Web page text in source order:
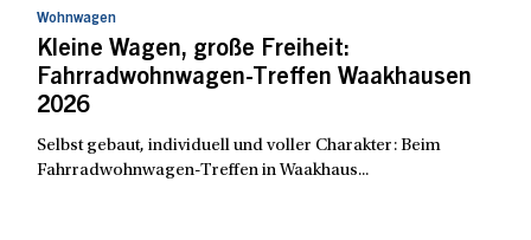
Wohnwagen
Kleine Wagen, große Freiheit:
Fahrradwohnwagen-Treffen Waakhausen
2026
Selbst gebaut, individuell und voller Charakter: Beim
Fahrradwohnwagen-Treffen in Waakhaus...